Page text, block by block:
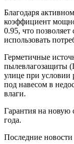
Благодаря
коэффициент
0.95, что
использовать
Герметичные
пылевлагозащиты
улице при условии
под навесом в
влаги.
Гарантия на новую
года.
Последние новости